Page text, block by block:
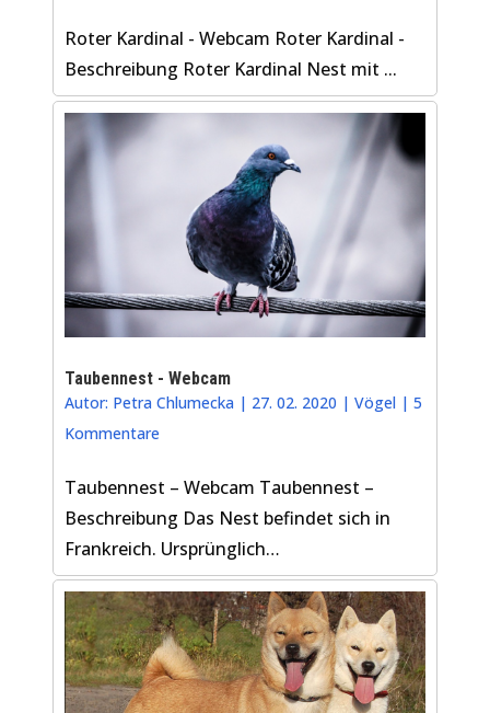
Roter Kardinal - Webcam Roter Kardinal -
Beschreibung Roter Kardinal Nest mit ...
Taubennest - Webcam
Autor: Petra Chlumecka | 27. 02. 2020 |Vögel |5
Kommentare
Taubennest – Webcam Taubennest –
Beschreibung Das Nest befindet sich in
Frankreich. Ursprünglich…